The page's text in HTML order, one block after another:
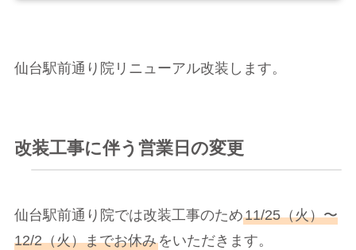
仙台駅前通り院リニューアル改装します。
改装工事に伴う営業日の変更
仙台駅前通り院では改装工事のため11/25（火）〜
12/2（火）までお休みをいただきます。